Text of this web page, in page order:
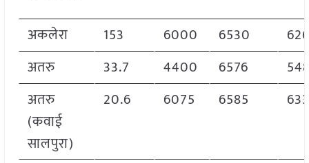
अकलेरा 153 6000 6530
अतरु
33.7 4400 6576
अतरु
(कवाई
सालपुरा)
20.6 6075 6585